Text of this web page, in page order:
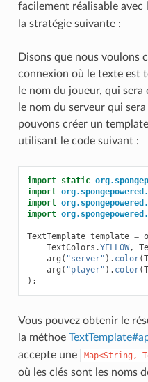
facilement réalisable avec
la stratégie suivante :
Disons que nous voulons
connexion où le texte est
le nom du joueur, qui
le nom du serveur qui
pouvons créer un
utilisant le code suivant :
import static
import
import
import
TextTemplate template =
TextColors .YELLOW,
arg ( "server" ). color(
arg ( "player" ). color(
);
Vous pouvez obtenir le
la méthoe
accepte une Map<String,
où les clés sont les noms